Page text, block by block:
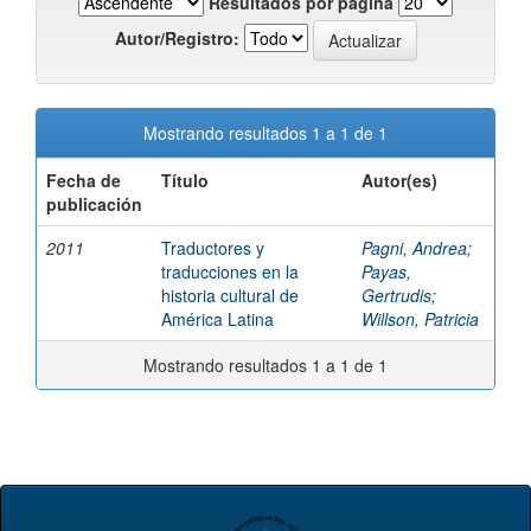
Autor/Registro:
Mostrando resultados 1 a 1 de 1
Fecha de
publicación
Título Autor(es)
2011
Traductores y
traducciones en la
historia cultural de
América Latina
Pagni, Andrea;
Payas,
Gertrudis;
Willson, Patricia
Mostrando resultados 1 a 1 de 1